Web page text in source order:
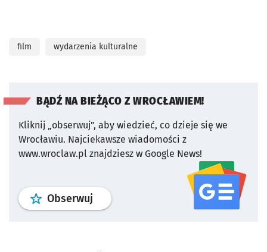
film wydarzenia kulturalne
BĄDŹ NA BIEŻĄCO Z WROCŁAWIEM!
Kliknij „obserwuj”, aby wiedzieć, co dzieje się we
Wrocławiu. Najciekawsze wiadomości z
www.wroclaw.pl znajdziesz w Google News!
Obserwuj profil serwisu